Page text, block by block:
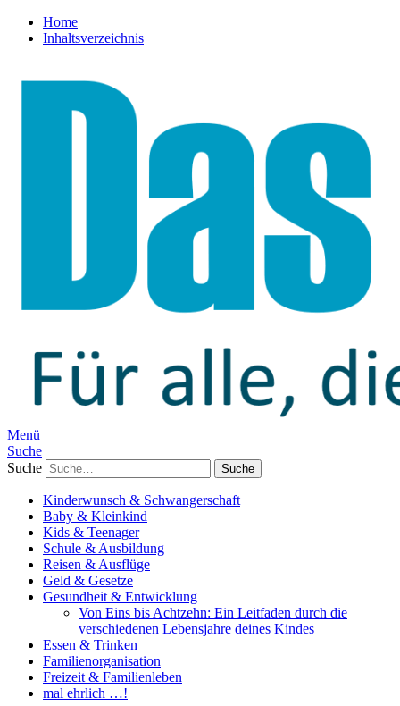
Home
Inhaltsverzeichnis
Menü
Suche
Suche
Kinderwunsch & Schwangerschaft
Baby & Kleinkind
Kids & Teenager
Schule & Ausbildung
Reisen & Ausflüge
Geld & Gesetze
Gesundheit & Entwicklung
Von Eins bis Achtzehn: Ein Leitfaden durch die
verschiedenen Lebensjahre deines Kindes
Essen & Trinken
Familienorganisation
Freizeit & Familienleben
mal ehrlich …!